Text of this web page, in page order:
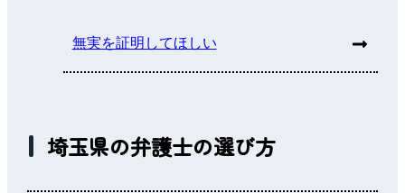
無実を証明してほしい
埼玉県の弁護士の選び方